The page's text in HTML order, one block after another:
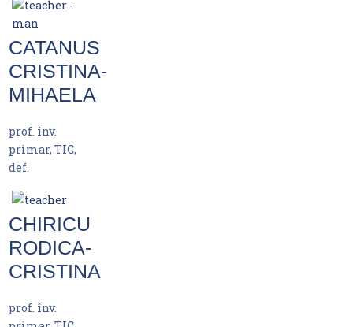
CATANUS
CRISTINA-
MIHAELA
prof. înv.
primar, TIC,
def.
CHIRICU
RODICA-
CRISTINA
prof. înv.